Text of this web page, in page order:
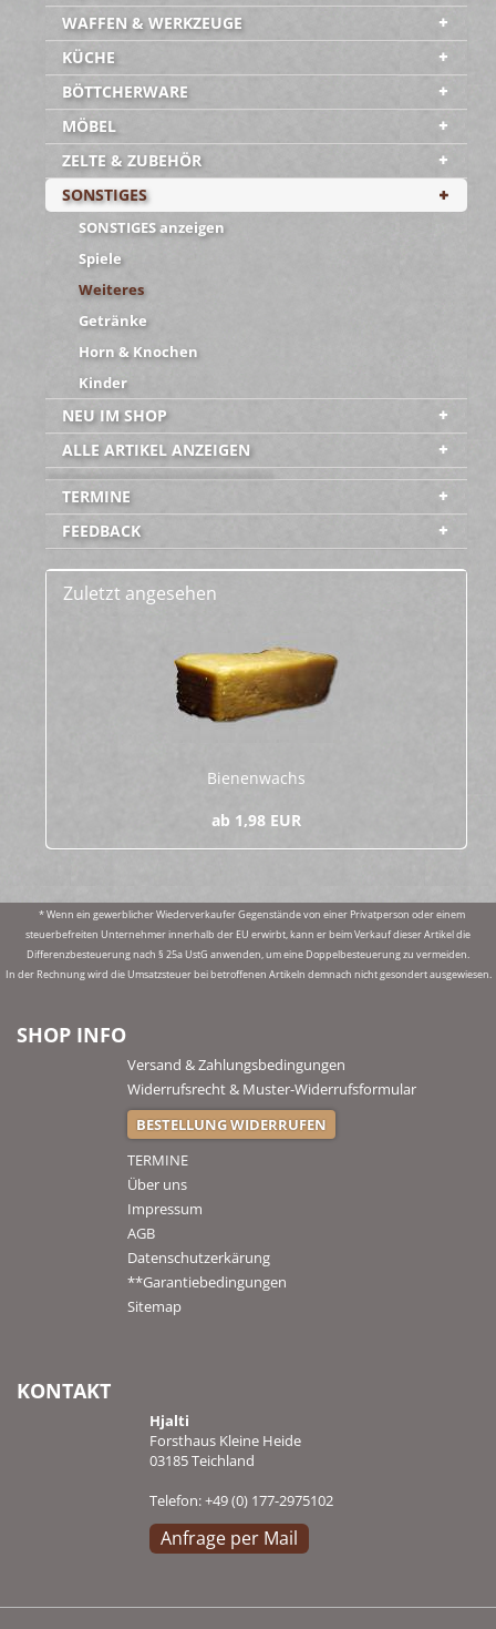
WAFFEN & WERKZEUGE
KÜCHE
BÖTTCHERWARE
MÖBEL
ZELTE & ZUBEHÖR
SONSTIGES
SONSTIGES anzeigen
Spiele
Weiteres
Getränke
Horn & Knochen
Kinder
NEU IM SHOP
ALLE ARTIKEL ANZEIGEN
-----------------------------------------
TERMINE
FEEDBACK
Zuletzt angesehen
Bie­nen­wachs
ab 1,98 EUR
* Wenn ein gewerblicher Wiederverkaufer Gegenstände von einer Privatperson oder einem
steuerbefreiten Unternehmer innerhalb der EU erwirbt, kann er beim Verkauf dieser Artikel die
Differenzbesteuerung nach § 25a UstG anwenden, um eine Doppelbesteuerung zu vermeiden.
In der Rechnung wird die Umsatzsteuer bei betroffenen Artikeln demnach nicht gesondert ausgewiesen.
SHOP INFO
Versand & Zahlungsbedingungen
Widerrufsrecht & Muster-Widerrufsformular
BESTELLUNG WIDERRUFEN
TERMINE
Über uns
Impressum
AGB
Datenschutzerkärung
**Garantiebedingungen
Sitemap
KONTAKT
Hjalti
Forsthaus Kleine Heide
03185 Teichland
Telefon: +49 (0) 177-2975102
Anfrage per Mail